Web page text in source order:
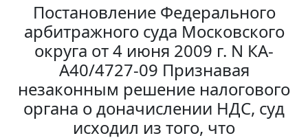
Постановление Федерального
арбитражного суда Московского
округа от 4 июня 2009 г. N КА-
А40/4727-09 Признавая
незаконным решение налогового
органа о доначислении НДС, суд
исходил из того, что